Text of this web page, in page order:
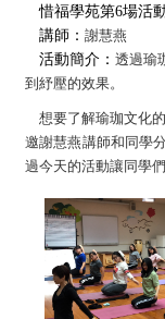
惜福學苑第6場活
講師： 謝慧燕
活動簡介： 透過瑜
到紓壓的效果。
想要了解瑜珈文化
邀謝慧燕講師和同學
過今天的活動讓同學